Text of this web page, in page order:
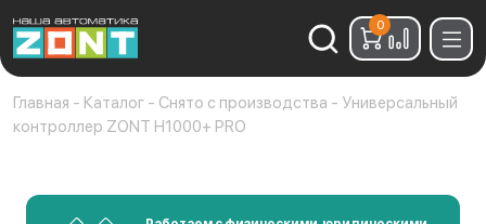
Найти:
0
Главная - Каталог - Снято с производства - Универсальный
контроллер ZONT H1000+ PRO